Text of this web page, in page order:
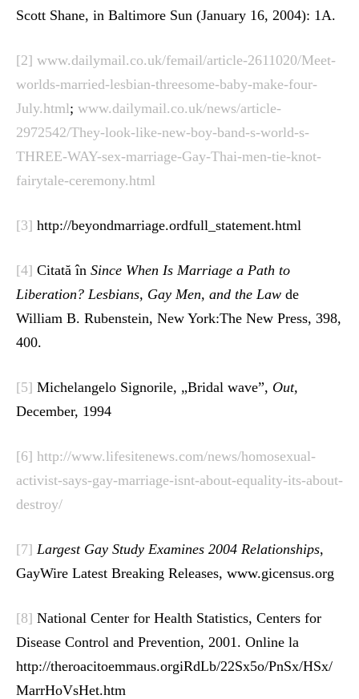
Scott Shane, in Baltimore Sun (January 16, 2004): 1A.
[2] www.dailymail.co.uk/femail/article-2611020/Meet-
worlds-married-lesbian-threesome-baby-make-four-
July.html; www.dailymail.co.uk/news/article-
2972542/They-look-like-new-boy-band-s-world-s-
THREE-WAY-sex-marriage-Gay-Thai-men-tie-knot-
fairytale-ceremony.html
[3] http://beyondmarriage.ordfull_statement.html
[4] Citată în Since When Is Marriage a Path to
Liberation? Lesbians, Gay Men, and the Law de
William B. Rubenstein, New York:The New Press, 398,
400.
[5] Michelangelo Signorile, „Bridal wave”, Out,
December, 1994
[6] http://www.lifesitenews.com/news/homosexual-
activist-says-gay-marriage-isnt-about-equality-its-about-
destroy/
[7] Largest Gay Study Examines 2004 Relationships,
GayWire Latest Breaking Releases, www.gicensus.org
[8] National Center for Health Statistics, Centers for
Disease Control and Prevention, 2001. Online la
http://theroacitoemmaus.orgiRdLb/22Sx5o/PnSx/HSx/
MarrHoVsHet.htm